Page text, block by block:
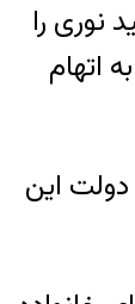
نوری را
اتهام
این